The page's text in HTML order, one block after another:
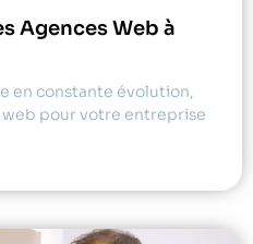
Agences Web à
en constante évolution,
pour votre entreprise